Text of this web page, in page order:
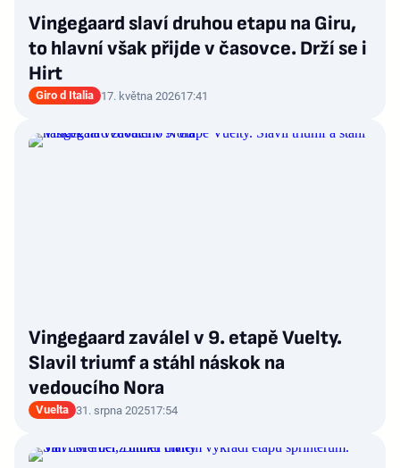
Vingegaard slaví druhou etapu na Giru,
to hlavní však přijde v časovce. Drží se i
Hirt
Giro d Italia 17. května 202617:41
Vingegaard zaválel v 9. etapě Vuelty.
Slavil triumf a stáhl náskok na
vedoucího Nora
Vuelta 31. srpna 202517:54